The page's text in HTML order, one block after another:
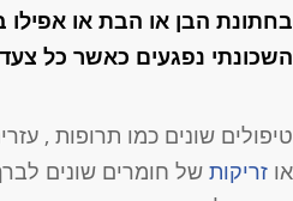
בחתונת הבן או הבת או אפילו
השכונתי נפגעים כאשר כל
טיפולים שונים כמו תרופות ,
או זריקותשל חומרים שונים